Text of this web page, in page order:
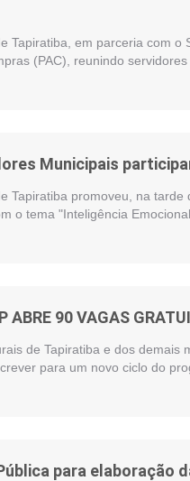
Tapiratiba, em parceria com
(PAC), reunindo
Municipais
Tapiratiba promoveu, na
o tema "Inteligência
ABRE 90 VAGAS
de Tapiratiba e dos demais
para um novo ciclo do
para elaboração